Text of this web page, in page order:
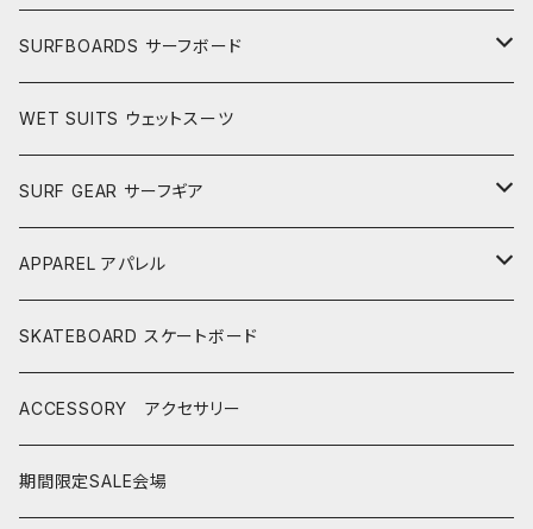
SURFBOARDS サーフボード
LONGBOARDS ロングボード
AKIRA ISHIZUKA
CASH SURFBOARDS
SHORTBOARDS ショートボード
CASH SUFBOARDS
CEANO SURFBOARDS
MID LENGTH ミッドレングス
CASH SURFBOARDS
CEANO SURFBOARDS
USEDBOARDS 中古サーフボード
SOFTBOARDS ソフトボード
CATCH SURF
WET SUITS ウェットスーツ
SURF GEAR サーフギア
FIN
LEASH
DECKPAD
BOARD CASE
APPAREL アパレル
HURLEY
VISSLA
T-SHIRTS
SHOES
SKATEBOARD スケートボード
ACCESSORY アクセサリー
期間限定SALE会場